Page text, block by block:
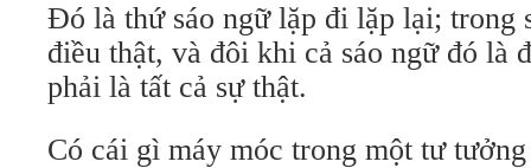
Đó là thứ sáo ngữ lặp đi lặp lại; trong
điều thật, và đôi khi cả sáo ngữ đó là
phải là tất cả sự thật.
Có cái gì máy móc trong một tư